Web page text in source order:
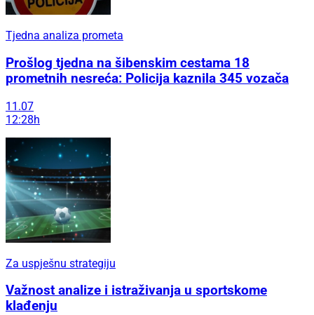
Tjedna analiza prometa
Prošlog tjedna na šibenskim cestama 18
prometnih nesreća: Policija kaznila 345 vozača
11.07
12:28h
Za uspješnu strategiju
Važnost analize i istraživanja u sportskome
klađenju